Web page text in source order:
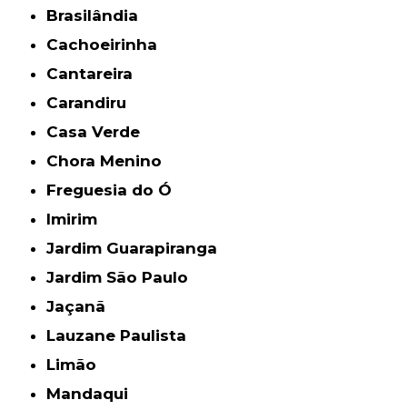
Brasilândia
Cachoeirinha
Cantareira
Carandiru
Casa Verde
Chora Menino
Freguesia do Ó
Imirim
Jardim Guarapiranga
Jardim São Paulo
Jaçanã
Lauzane Paulista
Limão
Mandaqui